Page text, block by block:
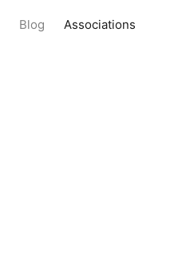
Blog Associations